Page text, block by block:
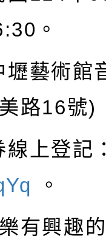
。
壢藝術館
路16號)
線上登記
。
有興趣